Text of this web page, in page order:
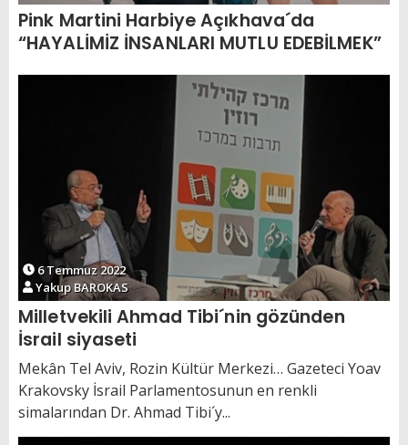
Pink Martini Harbiye Açıkhava´da
“HAYALİMİZ İNSANLARI MUTLU EDEBİLMEK”
6 Temmuz 2022
Yakup BAROKAS
Milletvekili Ahmad Tibi´nin gözünden
İsrail siyaseti
Mekân Tel Aviv, Rozin Kültür Merkezi… Gazeteci Yoav
Krakovsky İsrail Parlamentosunun en renkli
simalarından Dr. Ahmad Tibi´y...